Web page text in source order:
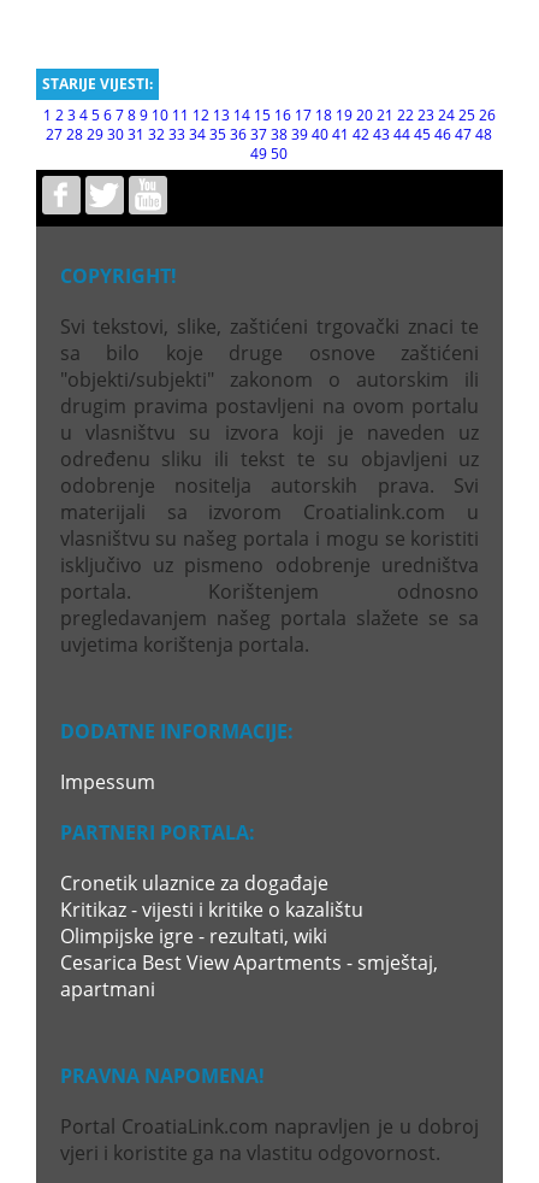
STARIJE VIJESTI:
1 23456789 10 11 12 13 14 15 16 17 18 192021 2223242526
27 28 29 30 31 32 33 34 35 36 37 38 39 40 41 42 43 44 45 46 47 48
49 50
COPYRIGHT!
Svi tekstovi, slike, zaštićeni trgovački znaci te
sa bilo koje druge osnove zaštićeni
"objekti/subjekti" zakonom o autorskim ili
drugim pravima postavljeni na ovom portalu
u vlasništvu su izvora koji je naveden uz
određenu sliku ili tekst te su objavljeni uz
odobrenje nositelja autorskih prava. Svi
materijali sa izvorom Croatialink.com u
vlasništvu su našeg portala i mogu se koristiti
isključivo uz pismeno odobrenje uredništva
portala. Korištenjem odnosno
pregledavanjem našeg portala slažete se sa
uvjetima korištenja portala.
DODATNE INFORMACIJE:
Impessum
PARTNERI PORTALA:
Cronetik ulaznice za događaje
Kritikaz - vijesti i kritike o kazalištu
Olimpijske igre - rezultati, wiki
Cesarica Best View Apartments - smještaj,
apartmani
PRAVNA NAPOMENA!
Portal CroatiaLink.com napravljen je u dobroj
vjeri i koristite ga na vlastitu odgovornost.